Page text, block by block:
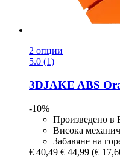
2 опции
5.0 (1)
3DJAKE ABS
-10%
Произведено в
Висока
Забавяне на
€ 40,49 € 44,99 (€